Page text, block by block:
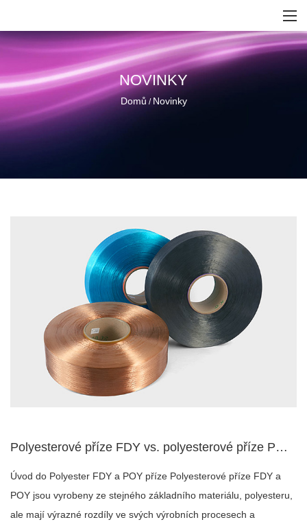
NOVINKY
Domů / Novinky
Polyesterové příze FDY vs. polyesterové příze POY: Srovnávac...
Úvod do Polyester FDY a POY příze Polyesterové příze FDY a
POY jsou vyrobeny ze stejného základního materiálu, polyesteru,
ale mají výrazné rozdíly ve svých výrobních procesech a